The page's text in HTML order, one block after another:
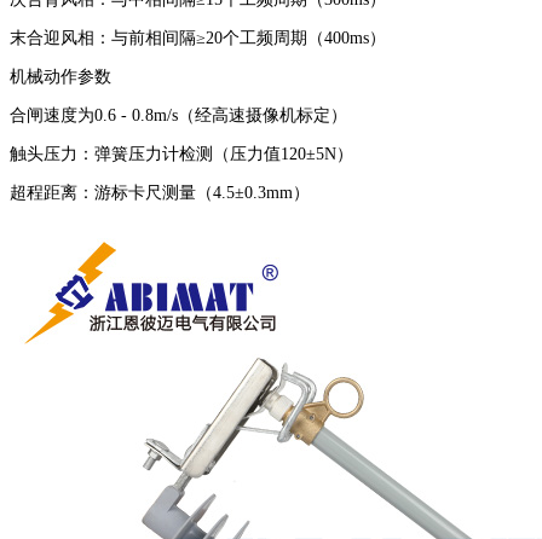
末合迎风相：与前相间隔≥20个工频周期（400ms）
机械动作参数
合闸速度为0.6 - 0.8m/s（经高速摄像机标定）
触头压力：弹簧压力计检测（压力值120±5N）
超程距离：游标卡尺测量（4.5±0.3mm）